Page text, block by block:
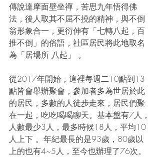
傳說達摩面壁坐禪，苦思九年悟得佛
法，後人取其不屈不撓的精神，與不倒
翁形象合一，更衍伸有「七轉八起，百
推不倒」的俗語，社區居民將此地取名
為「居場所 八起」 。
從2017年開始，這裡每週二10點到13
點皆會舉辦聚會，參加者多為世居於此
的居民，多數的人徒步走來，居民們聚
在一起，吃吃喝喝聊天。基本盤有7人，
人數最少3人，最多時候18人，平均10
人上下 。年紀最長的是93歲，80歲以
上的也有4~5人，至今也辦理了76次。